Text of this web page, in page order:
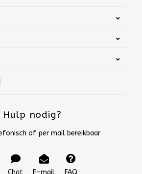
Hulp nodig?
of per mail bereikbaar
Chat E-mail FAQ